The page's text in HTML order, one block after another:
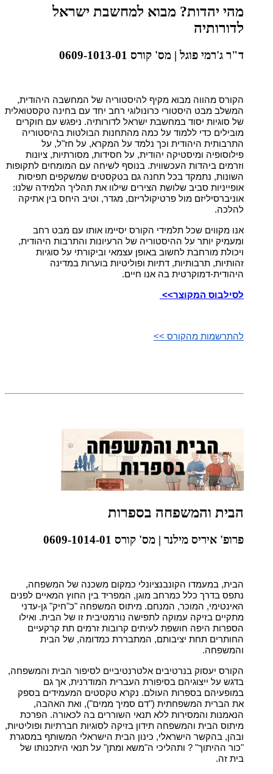
מהי יהדות? מבוא למחשבת ישראל
לדורותיה
ד"ר ג'רמי פוגל | מס' קורס 0609-1013-01
הקורס מהווה מבוא מקיף להיסטוריה של המחשבה היהודית,
המשלב מבט היסטורי כרונולוגי רחב יחד עם בחינה טקסטואלית
של סוגיות יסוד במחשבת ישראל לדורותיה. ניפגש עם חוקרים
מובילים כדי ללמוד על כמה מהתחנות הבולטות בהיסטוריה
התרבותית היהודית וכך נלמד על המקרא, על חז"ל, על
פילוסופיה ומיסטיקה יהודית, על חסידות, מסורתיות, ציונות
וזרמים ביהדות העכשווית. בנוסף לשיחה עם המומחים לתקופות
השונות, נתמקד בכל תחנה גם בטקסטים שמשקפים תפיסות
אופייניות סביב שלושת הצירים שילוו את תהליך הלמידה שלנו:
אוניברסיליזם מול פרטיקולריזם, מגדר, וטיב היחס בין אתיקה
להלכה.
אנו מקווים שכל תלמידי הקורס יסיימו אותו עם מבט רחב
ומעמיק יותר על ההיסטוריה של הרעיונות והתרבות היהודית,
ויכולת מורחבת לחשוב באופן עצמאי וביקורתי על סוגיות
זהותיות, תרבותיות, דתיות ופוליטיות בוערות במדינה
היהודית-דמוקרטית בה אנו חיים.
לסילבוס המקוצר>>
להתרשמות מהקורס >>
הבית והמשפחה בספרות
פרופ' איריס מילנר | מס' קורס 0609-1014-01
הבית, במעמדו הקונבנציונלי כמקום משכנה של המשפחה,
נתפס בדרך כלל כמרחב מוגן, המפריד בין החוץ המאיים לפנים
האינטימי, המוכר, המנחם. מיתוס המשפחה "כ"חיק" גן-עדני
מתקיים בזיקה עמוקה לתפישה נורמטיבית זו של הבית. ואילו
הספרות היפה חושפת לעיתים קרובות זרמים תת קרקעיים
החותרים תחת יציבותם, המתבררת כמדומה, של הבית
והמשפחה.
הקורס יעסוק בנרטיבים אלטרנטיביים לסיפור הבית והמשפחה,
בדגש על ייצוגיהם בסיפורת העברית המודרנית, אך גם
במופעיהם בספרות העולם. נקרא טקסטים המעמידים בספק
את הברית המשפחתית ("דם סמיך ממים"), ואת האהבה,
הנאמנות והמסירות ללא תנאי השוררים בה לכאורה. הפרכת
מיתוס הבית והמשפחה תידון בזיקה לסוגיות חברתיות ופוליטיות,
ובהן, בהקשר הישראלי, כינון הבית הישראלי המשותף במסגרת
"כור ההיתוך" ? ותהליכי ה"משא ומתן" על תנאי היתכנותו של
בית זה.